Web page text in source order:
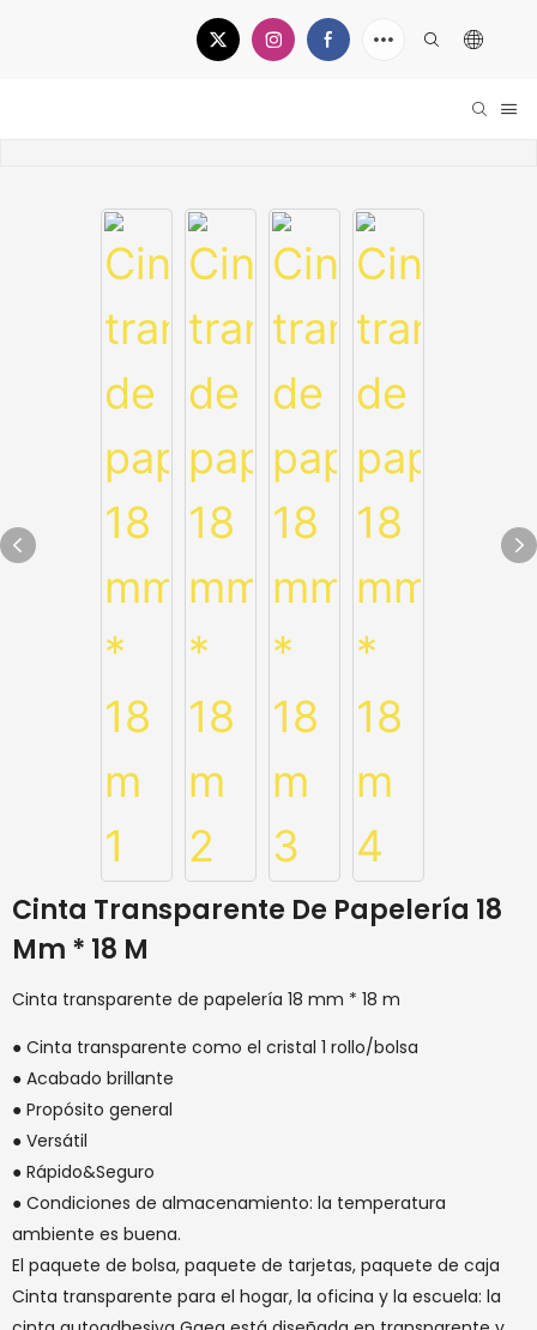
Cinta Transparente De Papelería 18
Mm * 18 M
Cinta transparente de papelería 18 mm * 18 m
● Cinta transparente como el cristal 1 rollo/bolsa
● Acabado brillante
● Propósito general
● Versátil
● Rápido&Seguro
● Condiciones de almacenamiento: la temperatura
ambiente es buena.
El paquete de bolsa, paquete de tarjetas, paquete de caja
Cinta transparente para el hogar, la oficina y la escuela: la